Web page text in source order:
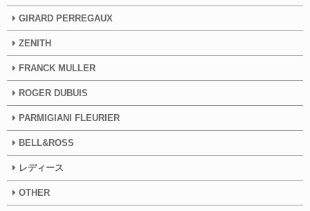
GIRARD PERREGAUX
ZENITH
FRANCK MULLER
ROGER DUBUIS
PARMIGIANI FLEURIER
BELL&ROSS
レディース
OTHER